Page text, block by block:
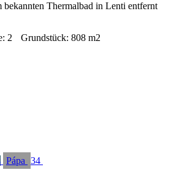
Thermalbad in Lenti entfernt
2 Grundstück: 808 m2
Pápa 34